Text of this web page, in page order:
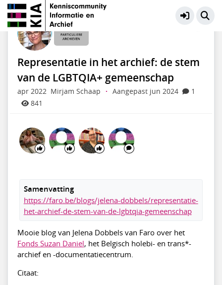
Particuliere Archieven
Representatie in het archief: de stem
van de LGBTQIA+ gemeenschap
apr 2022 Mirjam Schaap · Aangepast jun 2024
1
841
Samenvatting
https://faro.be/blogs/jelena-dobbels/representatie-
het-archief-de-stem-van-de-lgbtqia-gemeenschap
Mooie blog van Jelena Dobbels van Faro over het
Fonds Suzan Daniel, het Belgisch holebi- en trans*-
archief en -documentatiecentrum.
Citaat: